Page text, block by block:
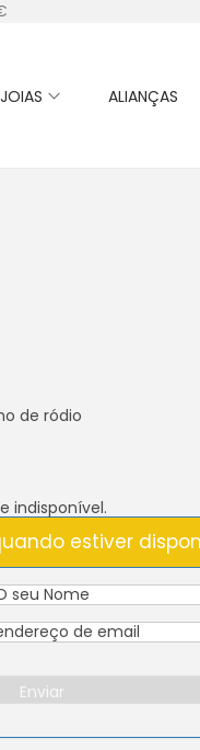
JOIAS ALIANÇAS
de ródio
indisponível.
estiver
Enviar